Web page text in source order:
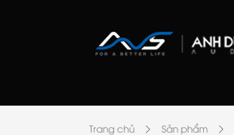
Trang chủ Sản phẩm